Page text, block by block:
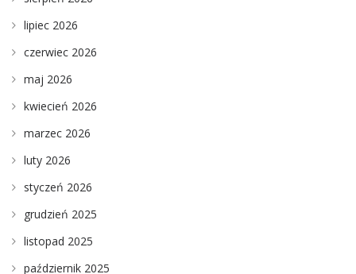
lipiec 2026
czerwiec 2026
maj 2026
kwiecień 2026
marzec 2026
luty 2026
styczeń 2026
grudzień 2025
listopad 2025
październik 2025